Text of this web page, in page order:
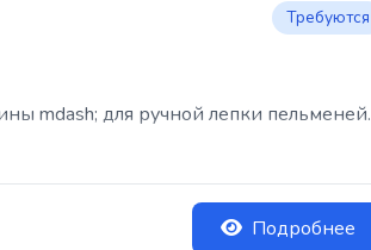
Требуются
mdash; для ручной лепки пельменей.
Подробнее